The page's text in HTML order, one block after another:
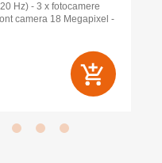
Hz) - 3 x fotocamere
camera 18 Megapixel -